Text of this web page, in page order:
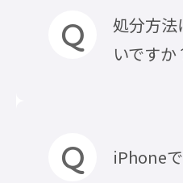
ください。
「モバイル
入力電圧
たらお使
処分方法
いですか
推進する
iPhone